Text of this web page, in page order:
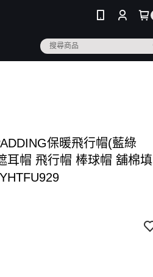
保暖飛行帽(藍綠
耳帽 飛行帽 棒球帽 舖棉填